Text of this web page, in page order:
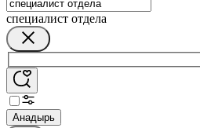
специалист отдела
Анадырь